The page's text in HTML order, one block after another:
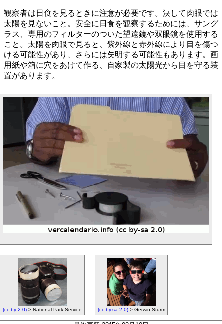
観察者は日食を見るときに注意が必要です。決して肉眼では
太陽を見ないこと。安全に日食を観察するためには、サング
ラス、専用のフィルターのついた望遠鏡や双眼鏡を使用する
こと。太陽を肉眼で見ると、紫外線と赤外線により目を傷つ
ける可能性があり、さらには失明する可能性もあります。画
用紙や箱に穴をあけて作る、自家製の太陽光から目を守る装
置があります。
(cc by 2.0) > National Park Service (cc by-sa 2.0) > Gerwin Sturm